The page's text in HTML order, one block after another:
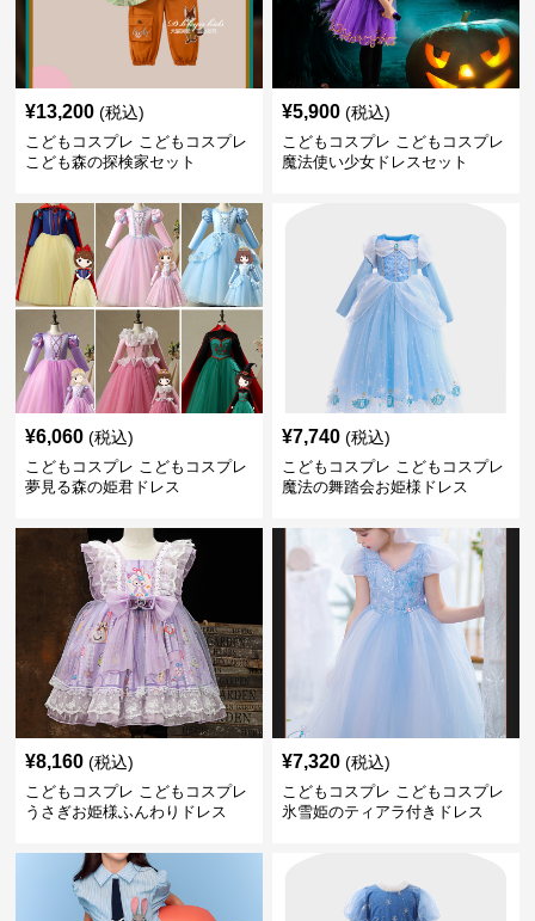
¥13,200 (税込)
こどもコスプレ こどもコスプレ
こども森の探検家セット
¥5,900 (税込)
こどもコスプレ こどもコスプレ
魔法使い少女ドレスセット
¥6,060 (税込)
こどもコスプレ こどもコスプレ
夢見る森の姫君ドレス
¥7,740 (税込)
こどもコスプレ こどもコスプレ
魔法の舞踏会お姫様ドレス
¥8,160 (税込)
こどもコスプレ こどもコスプレ
うさぎお姫様ふんわりドレス
¥7,320 (税込)
こどもコスプレ こどもコスプレ
氷雪姫のティアラ付きドレス